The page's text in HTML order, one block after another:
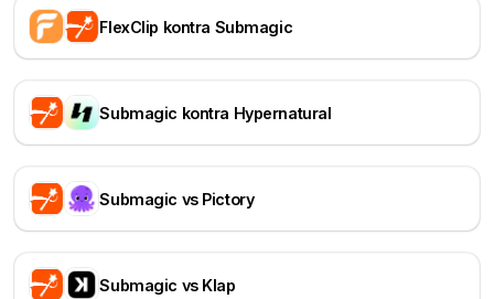
FlexClip kontra Submagic
Submagic kontra Hypernatural
Submagic vs Pictory
Submagic vs Klap